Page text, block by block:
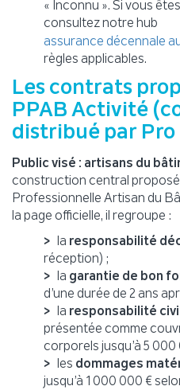
« Inconnu ». Si vous
consultez notre hub
assurance décennale
règles applicables.
Les contrats
PPAB Activité
distribué par Pro
Public visé : artisans du
construction central proposé
Professionnelle Artisan du
la page officielle, il regroupe :
la responsabilité
réception) ;
la garantie de bon
d’une durée de 2 ans
la responsabilité
présentée comme
corporels jusqu’à 5
les dommages
jusqu’à 1 000 000 €